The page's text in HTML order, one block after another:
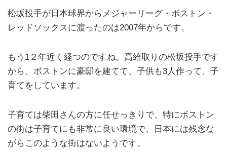
松坂投手が日本球界からメジャーリーグ・ボストン・
レッドソックスに渡ったのは2007年からです。
もう1２年近く経つのですね。高給取りの松坂投手です
から、ボストンに豪邸を建てて、子供も3人作って、子
育てをしています。
子育ては柴田さんの方に任せっきりで、特にボストン
の街は子育てにも非常に良い環境で、日本には残念な
がらこのような街はないようです。